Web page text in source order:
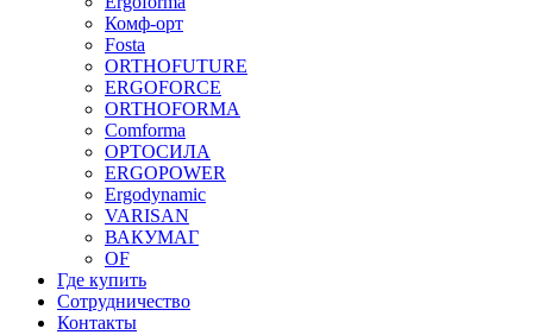
Комф-орт
Fosta
ORTHOFUTURE
ERGOFORCE
ORTHOFORMA
Comforma
ОРТОСИЛА
ERGOPOWER
Ergodynamic
VARISAN
ВАКУМАГ
OF
Где купить
Сотрудничество
Контакты